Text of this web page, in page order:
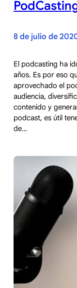
8 de julio de
El podcasting ha
años. Es por eso
aprovechado el
audiencia,
contenido y
podcast, es útil
de…